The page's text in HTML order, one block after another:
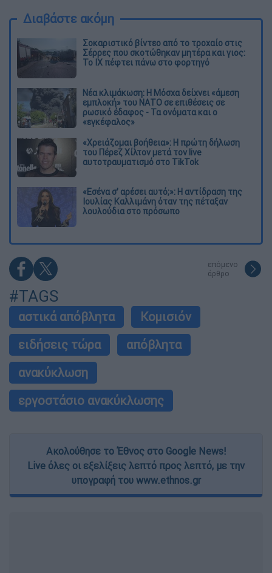
Διαβάστε ακόμη
Σοκαριστικό βίντεο από το τροχαίο στις
Σέρρες που σκοτώθηκαν μητέρα και γιος:
Το ΙΧ πέφτει πάνω στο φορτηγό
Νέα κλιμάκωση: Η Μόσχα δείχνει «άμεση
εμπλοκή» του ΝΑΤΟ σε επιθέσεις σε
ρωσικό έδαφος - Τα ονόματα και ο
«εγκέφαλος»
«Χρειάζομαι βοήθεια»: Η πρώτη δήλωση
του Πέρεζ Χίλτον μετά τον live
αυτοτραυματισμό στο TikTok
«Εσένα σ’ αρέσει αυτό;»: Η αντίδραση της
Ιουλίας Καλλιμάνη όταν της πέταξαν
λουλούδια στο πρόσωπο
επόμενο
άρθρο
#TAGS
αστικά απόβλητα
Κομισιόν
ειδήσεις τώρα
απόβλητα
ανακύκλωση
εργοστάσιο ανακύκλωσης
Ακολούθησε το Έθνος στο Google News!
Live όλες οι εξελίξεις λεπτό προς λεπτό, με την
υπογραφή του www.ethnos.gr